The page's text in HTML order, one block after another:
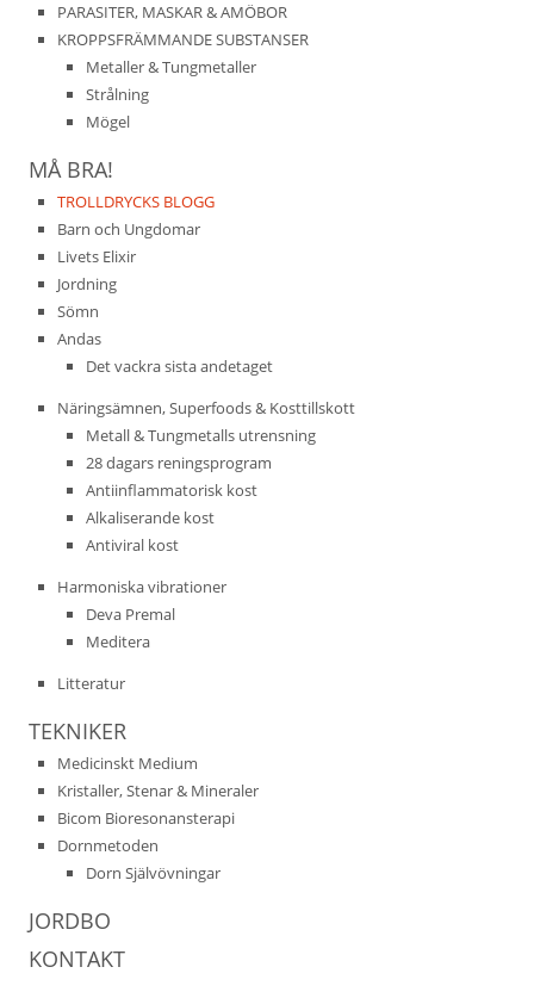
PARASITER, MASKAR & AMÖBOR
KROPPSFRÄMMANDE SUBSTANSER
Metaller & Tungmetaller
Strålning
Mögel
MÅ BRA!
TROLLDRYCKS BLOGG
Barn och Ungdomar
Livets Elixir
Jordning
Sömn
Andas
Det vackra sista andetaget
Näringsämnen, Superfoods & Kosttillskott
Metall & Tungmetalls utrensning
28 dagars reningsprogram
Antiinflammatorisk kost
Alkaliserande kost
Antiviral kost
Harmoniska vibrationer
Deva Premal
Meditera
Litteratur
TEKNIKER
Medicinskt Medium
Kristaller, Stenar & Mineraler
Bicom Bioresonansterapi
Dornmetoden
Dorn Självövningar
JORDBO
KONTAKT